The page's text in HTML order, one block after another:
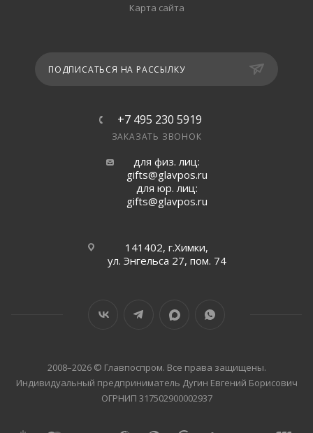
Карта сайта
ПОДПИСАТЬСЯ НА РАССЫЛКУ
+7 495 230 5919
ЗАКАЗАТЬ ЗВОНОК
для физ. лиц:
gifts@glavpos.ru
для юр. лиц:
gifts@glavpos.ru
141402, г.Химки,
ул. Энгельса 27, пом. 74
2008–2026 © Главпоспром. Все права защищены.
Индивидуальный предприниматель Дугин Евгений Борисович
ОГРНИП 317502900002937